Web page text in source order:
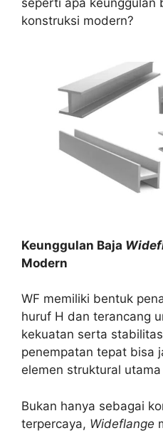
seperti apa keunggulan
konstruksi modern?
Keunggulan Baja
Modern
WF memiliki bentuk
huruf H dan terancang
kekuatan serta
penempatan tepat bisa
elemen struktural
Bukan hanya sebagai
terpercaya, Wideflange